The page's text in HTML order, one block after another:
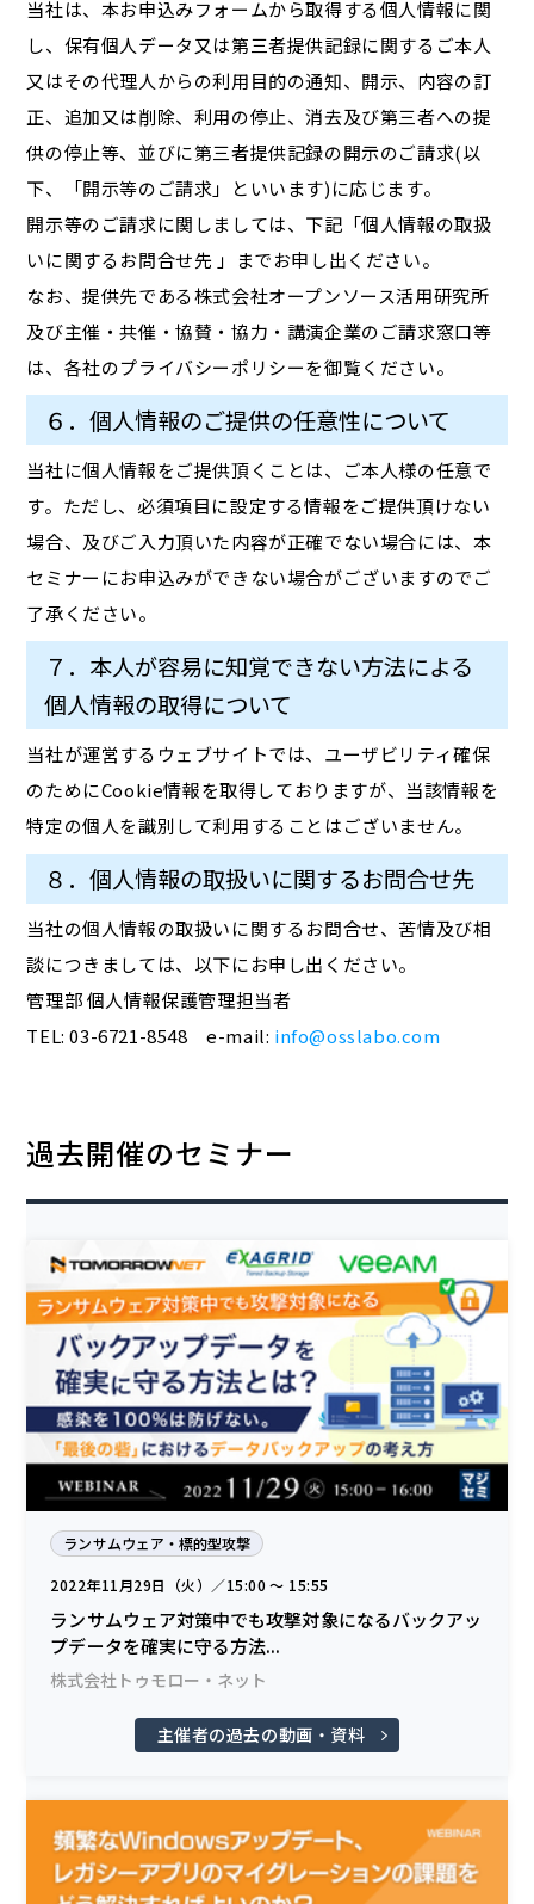
当社は、本お申込みフォームから取得する個人情報に関
し、保有個人データ又は第三者提供記録に関するご本人
又はその代理人からの利用目的の通知、開示、内容の訂
正、追加又は削除、利用の停止、消去及び第三者への提
供の停止等、並びに第三者提供記録の開示のご請求(以
下、「開示等のご請求」といいます)に応じます。
開示等のご請求に関しましては、下記「個人情報の取扱
いに関するお問合せ先 」までお申し出ください。
なお、提供先である株式会社オープンソース活用研究所
及び主催・共催・協賛・協力・講演企業のご請求窓口等
は、各社のプライバシーポリシーを御覧ください。
６．個人情報のご提供の任意性について
当社に個人情報をご提供頂くことは、ご本人様の任意で
す。ただし、必須項目に設定する情報をご提供頂けない
場合、及びご入力頂いた内容が正確でない場合には、本
セミナーにお申込みができない場合がございますのでご
了承ください。
７．本人が容易に知覚できない方法による
個人情報の取得について
当社が運営するウェブサイトでは、ユーザビリティ確保
のためにCookie情報を取得しておりますが、当該情報を
特定の個人を識別して利用することはございません。
８．個人情報の取扱いに関するお問合せ先
当社の個人情報の取扱いに関するお問合せ、苦情及び相
談につきましては、以下にお申し出ください。
管理部 個人情報保護管理担当者
TEL: 03-6721-8548 e-mail: info@osslabo.com
過去開催のセミナー
ランサムウェア・標的型攻撃
2022年11月29日（火）／15:00 〜 15:55
ランサムウェア対策中でも攻撃対象になるバックアッ
プデータを確実に守る方法...
株式会社トゥモロー・ネット
主催者の過去の動画・資料